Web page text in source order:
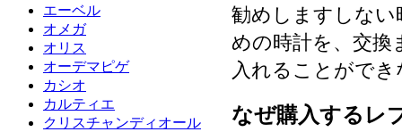
エーベル
オメガ
オリス
オーデマピゲ
カシオ
カルティエ
クリスチャンディオール
勧めしますしない
めの時計を、交換
入れることがで
なぜ購入するレ